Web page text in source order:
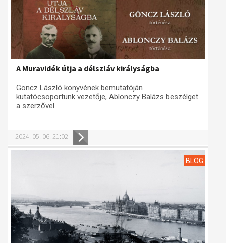
A Muravidék útja a délszláv királyságba
Göncz László könyvének bemutatóján
kutatócsoportunk vezetője, Ablonczy Balázs beszélget
a szerzővel.
2024. 05. 06. 21:02
BLOG